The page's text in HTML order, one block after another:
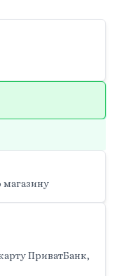
магазину
ПриватБанк,